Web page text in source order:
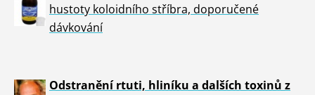
hustoty koloidního stříbra, doporučené
dávkování
Odstranění rtuti, hliníku a dalších toxinů z